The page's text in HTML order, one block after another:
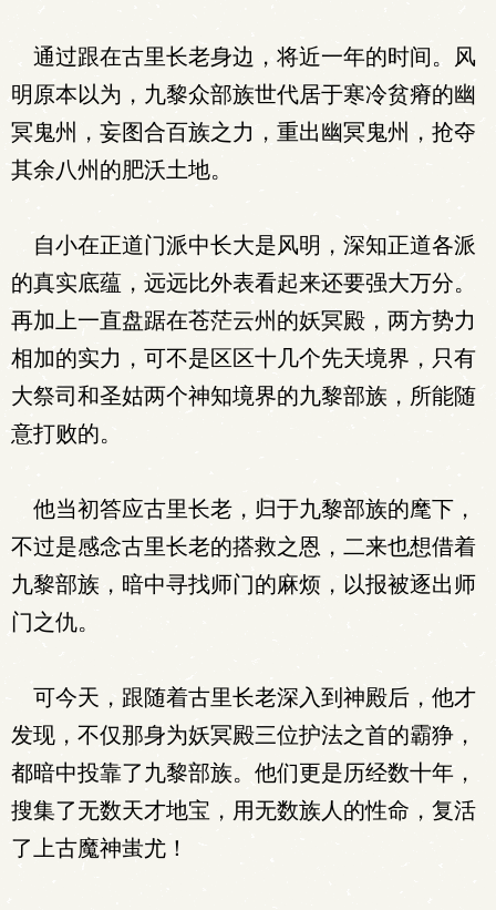
通过跟在古里长老身边，将近一年的时间。风
明原本以为，九黎众部族世代居于寒冷贫瘠的幽
冥鬼州，妄图合百族之力，重出幽冥鬼州，抢夺
其余八州的肥沃土地。
自小在正道门派中长大是风明，深知正道各派
的真实底蕴，远远比外表看起来还要强大万分。
再加上一直盘踞在苍茫云州的妖冥殿，两方势力
相加的实力，可不是区区十几个先天境界，只有
大祭司和圣姑两个神知境界的九黎部族，所能随
意打败的。
他当初答应古里长老，归于九黎部族的麾下，
不过是感念古里长老的搭救之恩，二来也想借着
九黎部族，暗中寻找师门的麻烦，以报被逐出师
门之仇。
可今天，跟随着古里长老深入到神殿后，他才
发现，不仅那身为妖冥殿三位护法之首的霸狰，
都暗中投靠了九黎部族。他们更是历经数十年，
搜集了无数天才地宝，用无数族人的性命，复活
了上古魔神蚩尤！